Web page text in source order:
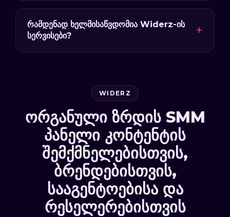
რამდენად ხელმისაწვდომია Widerz-ის
სერვისები?
WIDERZ
ორგანული ზრდის SMM
პანელი კონტენტის
შემქმნელებისთვის,
ბრენდებისთვის,
სააგენტოებისა და
რესელერებისთვის